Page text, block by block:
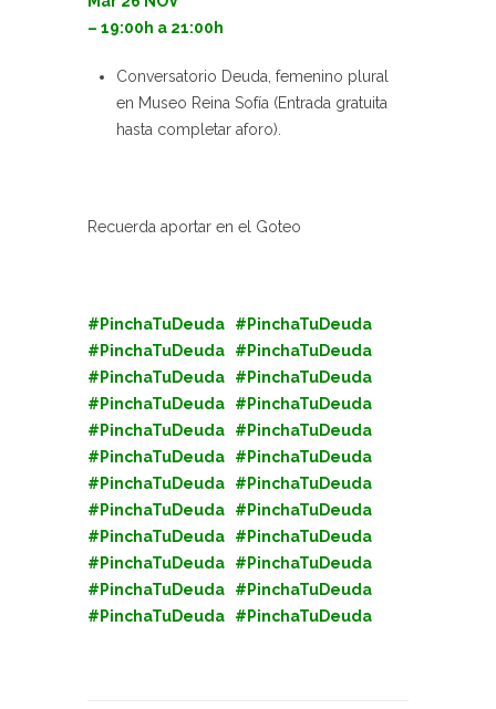
– 19:00h a 21:00h
Conversatorio Deuda, femenino plural
en Museo Reina Sofía (Entrada gratuita
hasta completar aforo).
Recuerda aportar en el Goteo
#PinchaTuDeuda #PinchaTuDeuda
#PinchaTuDeuda #PinchaTuDeuda
#PinchaTuDeuda #PinchaTuDeuda
#PinchaTuDeuda #PinchaTuDeuda
#PinchaTuDeuda #PinchaTuDeuda
#PinchaTuDeuda #PinchaTuDeuda
#PinchaTuDeuda #PinchaTuDeuda
#PinchaTuDeuda #PinchaTuDeuda
#PinchaTuDeuda #PinchaTuDeuda
#PinchaTuDeuda #PinchaTuDeuda
#PinchaTuDeuda #PinchaTuDeuda
#PinchaTuDeuda #PinchaTuDeuda